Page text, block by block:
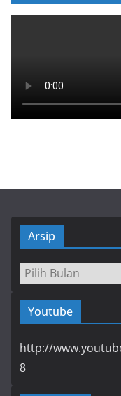
Arsip
Arsip
Youtube
http://
8